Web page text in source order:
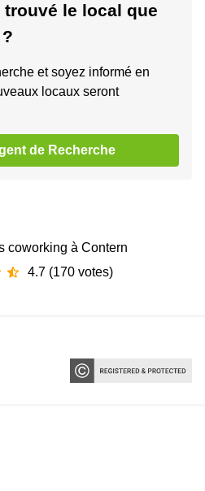
trouvé le local que
et soyez informé en
locaux seront
de Recherche
coworking à Contern
4.7 (170 votes)